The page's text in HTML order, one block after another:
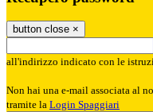
button close ×
all'indirizzo indicato con le
Non hai una e-mail associata al
tramite la Login Spaggiari